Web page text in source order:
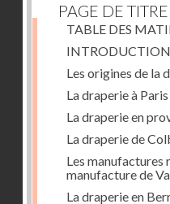
PAGE DE TITRE
TABLE DES
INTRODUCTION
Les origines de la
La draperie à
La draperie en
La draperie de
Les manufactures
manufacture de
La draperie en